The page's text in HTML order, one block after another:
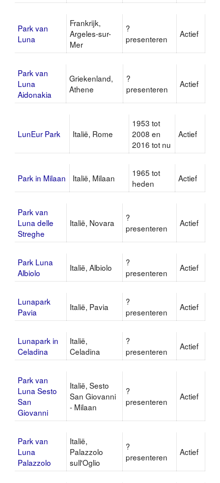
Park van
Luna
Frankrijk,
Argeles-sur-
Mer
?
presenteren
Actief
Park van
Luna
Aidonakia
Griekenland,
Athene
?
presenteren
Actief
LunEur Park Italië, Rome
1953 tot
2008 en
2016 tot nu
Actief
Park in Milaan Italië, Milaan
1965 tot
heden
Actief
Park van
Luna delle
Streghe
Italië, Novara
?
presenteren
Actief
Park Luna
Albiolo
Italië, Albiolo
?
presenteren
Actief
Lunapark
Pavia
Italië, Pavia
?
presenteren
Actief
Lunapark in
Celadina
Italië,
Celadina
?
presenteren
Actief
Park van
Luna Sesto
San
Giovanni
Italië, Sesto
San Giovanni
- Milaan
?
presenteren
Actief
Park van
Luna
Palazzolo
Italië,
Palazzolo
sull'Oglio
?
presenteren
Actief